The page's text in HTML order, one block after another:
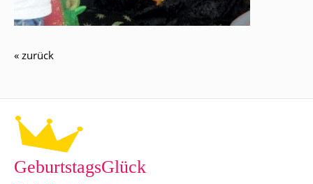
« zurück
GeburtstagsGlück